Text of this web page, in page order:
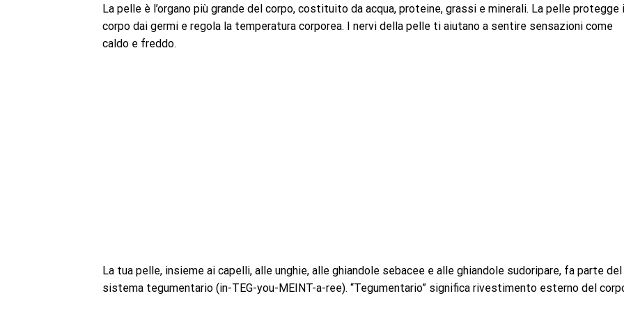
La pelle è l’organo più grande del corpo, costituito da acqua, proteine, grassi e minerali. La pelle protegge
corpo dai germi e regola la temperatura corporea. I nervi della pelle ti aiutano a sentire sensazioni come
caldo e freddo.
La tua pelle, insieme ai capelli, alle unghie, alle ghiandole sebacee e alle ghiandole sudoripare, fa parte del
sistema tegumentario (in-TEG-you-MEINT-a-ree). “Tegumentario” significa rivestimento esterno del